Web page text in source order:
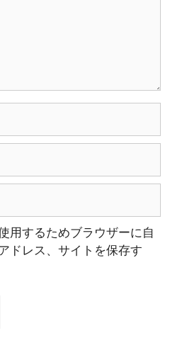
用するためブラウザーに自
ドレス、サイトを保存す